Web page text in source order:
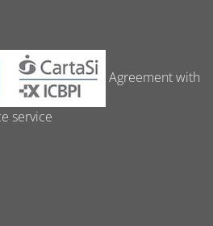
Agreement with
service